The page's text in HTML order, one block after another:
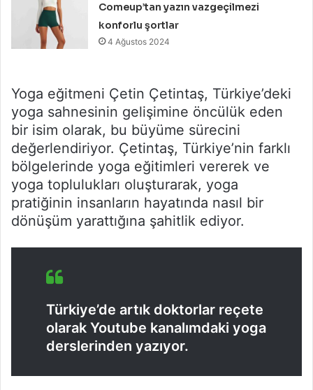
Comeup’tan yazın vazgeçilmezi
konforlu şortlar
4 Ağustos 2024
Yoga eğitmeni Çetin Çetintaş, Türkiye’deki
yoga sahnesinin gelişimine öncülük eden
bir isim olarak, bu büyüme sürecini
değerlendiriyor. Çetintaş, Türkiye’nin farklı
bölgelerinde yoga eğitimleri vererek ve
yoga toplulukları oluşturarak, yoga
pratiğinin insanların hayatında nasıl bir
dönüşüm yarattığına şahitlik ediyor.
Türkiye’de artık doktorlar reçete
olarak Youtube kanalımdaki yoga
derslerinden yazıyor.